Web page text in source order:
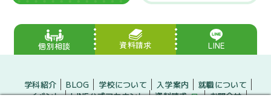
個別相談 資料請求 LINE
学科紹介 BLOG 学校について 入学案内
就職について
イベント
LINE公式アカウント 資料請求 お問合せ